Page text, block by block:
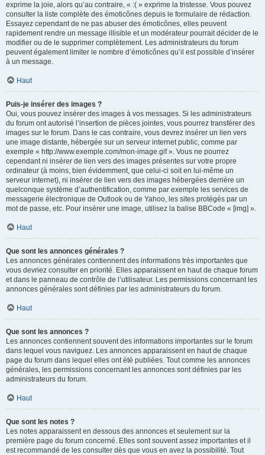
exprime la joie, alors qu’au contraire, « :( » exprime la tristesse. Vous pouvez
consulter la liste complète des émoticônes depuis le formulaire de rédaction.
Essayez cependant de ne pas abuser des émoticônes, elles peuvent
rapidement rendre un message illisible et un modérateur pourrait décider de le
modifier ou de le supprimer complètement. Les administrateurs du forum
peuvent également limiter le nombre d’émoticônes qu’il est possible d’insérer
à un message.
Haut
Puis-je insérer des images ?
Oui, vous pouvez insérer des images à vos messages. Si les administrateurs
du forum ont autorisé l’insertion de pièces jointes, vous pourrez transférer des
images sur le forum. Dans le cas contraire, vous devrez insérer un lien vers
une image distante, hébergée sur un serveur internet public, comme par
exemple « http://www.exemple.com/mon-image.gif ». Vous ne pourrez
cependant ni insérer de lien vers des images présentes sur votre propre
ordinateur (à moins, bien évidemment, que celui-ci soit en lui-même un
serveur internet), ni insérer de lien vers des images hébergées derrière un
quelconque système d’authentification, comme par exemple les services de
messagerie électronique de Outlook ou de Yahoo, les sites protégés par un
mot de passe, etc. Pour insérer une image, utilisez la balise BBCode « [img] ».
Haut
Que sont les annonces générales ?
Les annonces générales contiennent des informations très importantes que
vous devriez consulter en priorité. Elles apparaissent en haut de chaque forum
et dans le panneau de contrôle de l’utilisateur. Les permissions concernant les
annonces générales sont définies par les administrateurs du forum.
Haut
Que sont les annonces ?
Les annonces contiennent souvent des informations importantes sur le forum
dans lequel vous naviguez. Les annonces apparaissent en haut de chaque
page du forum dans lequel elles ont été publiées. Tout comme les annonces
générales, les permissions concernant les annonces sont définies par les
administrateurs du forum.
Haut
Que sont les notes ?
Les notes apparaissent en dessous des annonces et seulement sur la
première page du forum concerné. Elles sont souvent assez importantes et il
est recommandé de les consulter dès que vous en avez la possibilité. Tout